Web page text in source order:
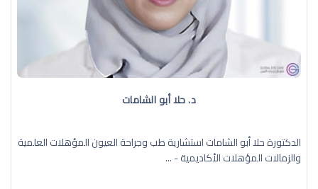
د. حلا أبو الشامات
الدكتورة حلا أبو الشامات استشارية طب وجراحة العيون المؤهلات العلمية
والزمالات المؤهلات الأكاديمية - ...